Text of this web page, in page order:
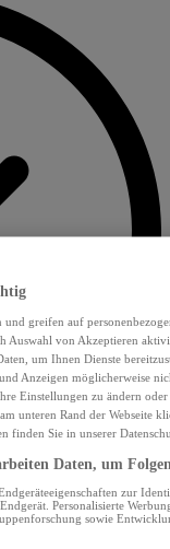
und greifen auf
Auswahl von Akzeptieren
um Ihnen Dienste
Anzeigen möglicherweise
Einstellungen zu ändern
unteren Rand der Webseite
finden Sie in unserer
Daten, um
zur
Personalisierte
sowie